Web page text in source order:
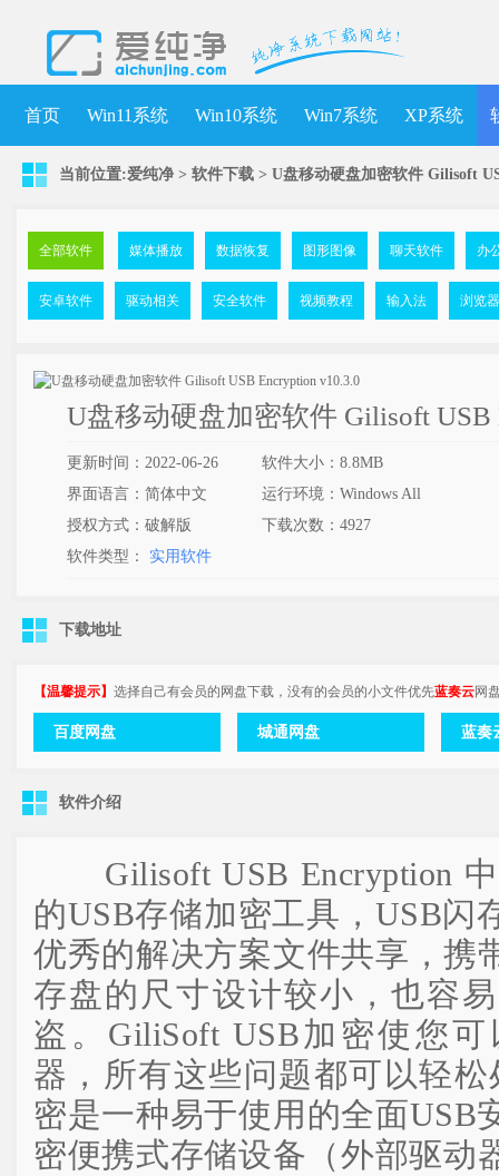
首页 Win11系统 Win10系统 Win7系统 XP系统
当前位置:爱纯净 > 软件下载 > U盘移动硬盘加密软件 Gilisoft
全部软件 媒体播放 数据恢复 图形图像 聊天软件 办
安卓软件 驱动相关 安全软件 视频教程 输入法 浏览器
U盘移动硬盘加密软件 Gilisoft USB
更新时间：2022-06-26
软件大小：8.8MB
界面语言：简体中文
运行环境：Windows All
授权方式：破解版
下载次数： 4927
软件类型： 实用软件
下载地址
【温馨提示】 选择自己有会员的网盘下载，没有的会员的小文件优先蓝奏云网
百度网盘 城通网盘 蓝奏
软件介绍
Gilisoft USB Encryption 中
的USB存储加密工具，USB闪
优秀的解决方案文件共享，携
存盘的尺寸设计较小，也容
盗。GiliSoft USB加密使您
器，所有这些问题都可以轻
密是一种易于使用的全面USB
密便携式存储设备（外部驱动